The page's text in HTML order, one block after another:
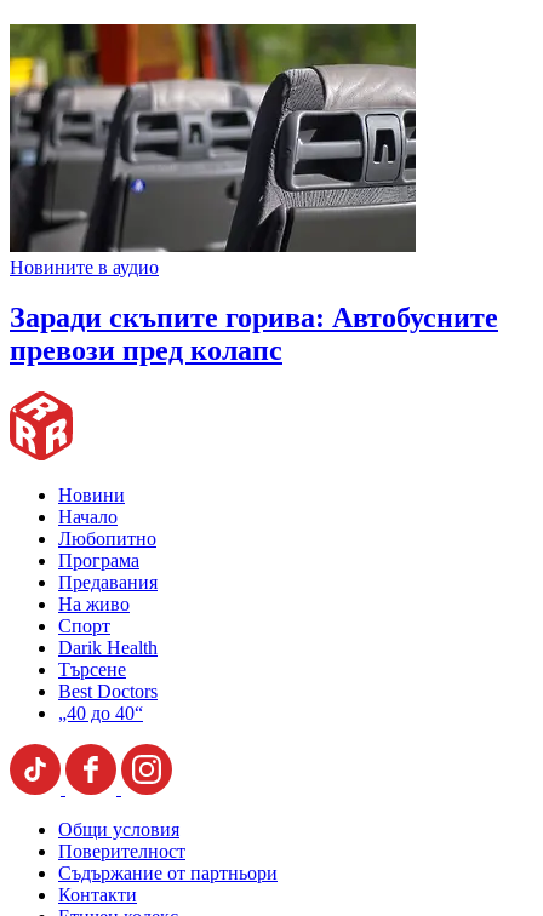
Новините в аудио
Заради скъпите горива: Автобусните
превози пред колапс
Новини
Начало
Любопитно
Програма
Предавания
На живо
Спорт
Darik Health
Търсене
Best Doctors
„40 до 40“
Общи условия
Поверителност
Съдържание от партньори
Контакти